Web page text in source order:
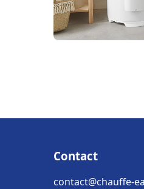
Contact
contact@chauffe-